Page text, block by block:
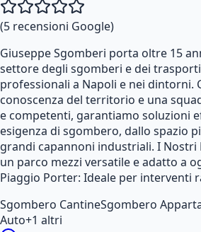
(5 recensioni Google)
Giuseppe Sgomberi porta oltre 15
settore degli sgomberi e dei
professionali a Napoli e nei dintorni.
conoscenza del territorio e una
e competenti, garantiamo soluzioni
esigenza di sgombero, dallo spazio
grandi capannoni industriali. I Nostri
un parco mezzi versatile e adatto a
Piaggio Porter: Ideale per interventi
Sgombero CantineSgombero
Auto+1 altri